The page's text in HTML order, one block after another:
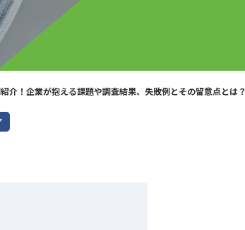
介！企業が抱える課題や調査結果、失敗例とその留意点とは？